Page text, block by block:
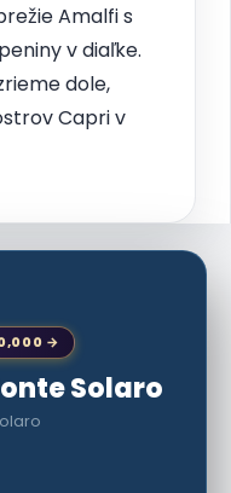
Amalfi s
v diaľke.
dole,
Capri v
→
Solaro